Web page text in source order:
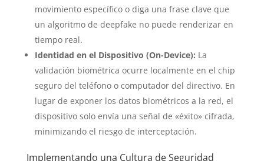
movimiento específico o diga una frase clave que
un algoritmo de deepfake no puede renderizar en
tiempo real.
Identidad en el Dispositivo (On-Device): La
validación biométrica ocurre localmente en el chip
seguro del teléfono o computador del directivo. En
lugar de exponer los datos biométricos a la red, el
dispositivo solo envía una señal de «éxito» cifrada,
minimizando el riesgo de interceptación.
Implementando una Cultura de Seguridad